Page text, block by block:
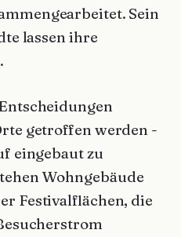
Sein
lassen ihre
getroffen werden -
eingebaut zu
Wohngebäude
Festivalflächen, die